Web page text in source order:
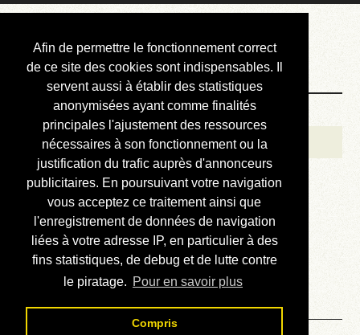
Afin de permettre le fonctionnement correct
de ce site des cookies sont indispensables. Il
servent aussi à établir des statistiques
anonymisées ayant comme finalités
principales l'ajustement des ressources
nécessaires à son fonctionnement ou la
justification du trafic auprès d'annonceurs
publicitaires. En poursuivant votre navigation
vous acceptez ce traitement ainsi que
l'enregistrement de données de navigation
liées à votre adresse IP, en particulier à des
fins statistiques, de debug et de lutte contre
le piratage. Pour en savoir plus
Compris
Courbis, « LE »
Blog Officiel
Bienvenue
Réalisations
Divers (et d’été)
Annonces
Liens externes
Téléchargement
Contact